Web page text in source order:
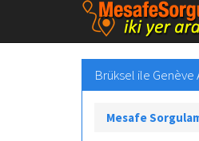
Brüksel ile Genève
Mesafe